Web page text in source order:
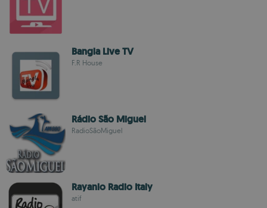
Bangla Live TV
F.R House
Rádio São Miguel
RadioSãoMiguel
Rayanlo Radio Italy
atif